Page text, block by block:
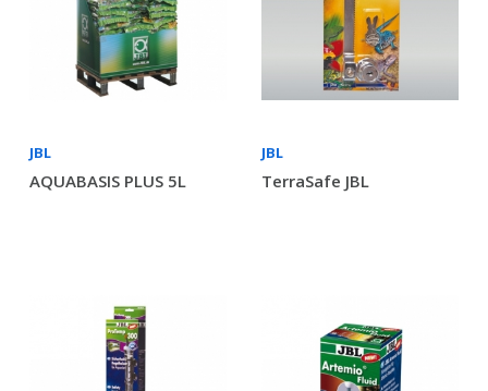
JBL
AQUABASIS PLUS 5L
JBL
TerraSafe JBL